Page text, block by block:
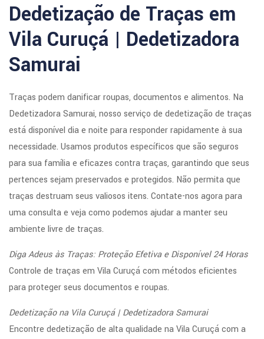
Dedetização de Traças em
Vila Curuçá | Dedetizadora
Samurai
Traças podem danificar roupas, documentos e alimentos. Na
Dedetizadora Samurai, nosso serviço de dedetização de traças
está disponível dia e noite para responder rapidamente à sua
necessidade. Usamos produtos específicos que são seguros
para sua família e eficazes contra traças, garantindo que seus
pertences sejam preservados e protegidos. Não permita que
traças destruam seus valiosos itens. Contate-nos agora para
uma consulta e veja como podemos ajudar a manter seu
ambiente livre de traças.
Diga Adeus às Traças: Proteção Efetiva e Disponível 24 Horas
Controle de traças em Vila Curuçá com métodos eficientes
para proteger seus documentos e roupas.
Dedetização na Vila Curuçá | Dedetizadora Samurai
Encontre dedetização de alta qualidade na Vila Curuçá com a